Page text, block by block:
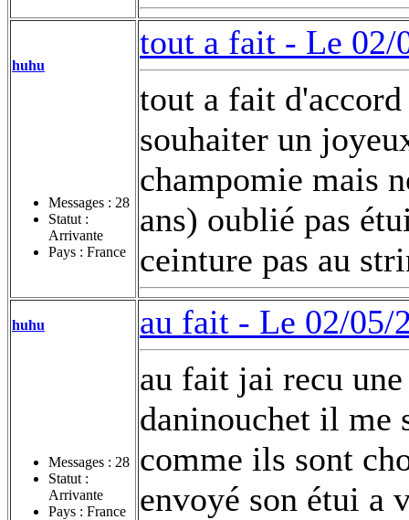
huhu
Messages : 28
Statut :
Arrivante
Pays : France
tout a fait - Le 02/
tout a fait
souhaiter un
champomie mais
ans) oublié pas
ceinture pas au
huhu
Messages : 28
Statut :
Arrivante
Pays : France
au fait - Le 02/05/
au fait jai recu
daninouchet il me
comme ils sont
envoyé son étui a